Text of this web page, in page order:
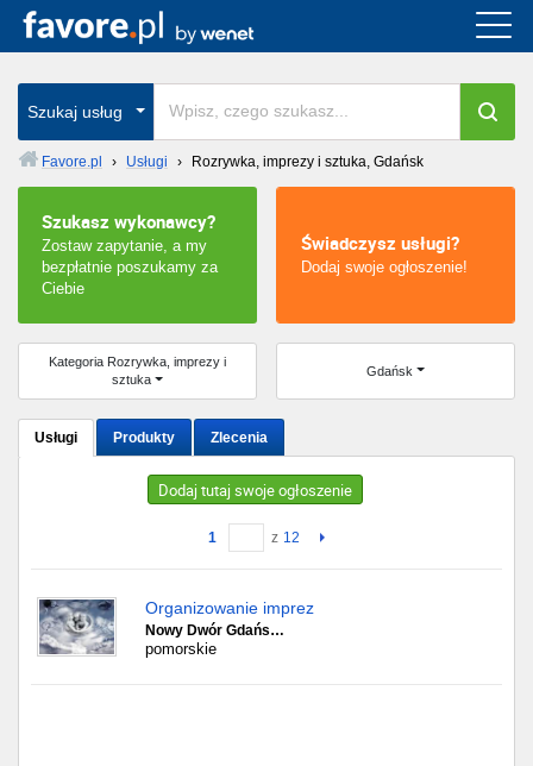
Szukaj usług
Favore.pl › Usługi › Rozrywka, imprezy i sztuka, Gdańsk
Szukasz wykonawcy?
Zostaw zapytanie, a my
bezpłatnie poszukamy za
Ciebie
Świadczysz usługi?
Dodaj swoje ogłoszenie!
Kategoria Rozrywka, imprezy i
sztuka
Gdańsk
Usługi Produkty Zlecenia
Dodaj tutaj swoje ogłoszenie
1 z 12
Organizowanie imprez
Nowy Dwór Gdańs…
pomorskie
Cała Polska
wszystkie w całym kraju
Warszawa
Wrocław
Poznań
Łódź
Chorzów